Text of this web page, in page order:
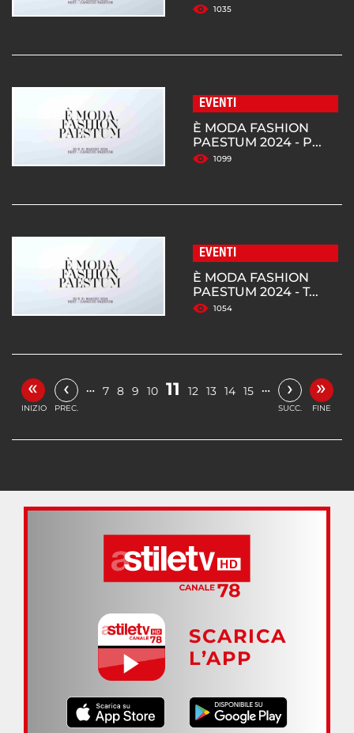
1035
EVENTI
È MODA FASHION
PAESTUM 2024 - P...
1099
EVENTI
È MODA FASHION
PAESTUM 2024 - T...
1054
«
INIZIO
‹
PREC.
… 7 8 9 10 11 12 13 14 15 … ›
SUCC.
»
FINE
SCARICA
L’APP